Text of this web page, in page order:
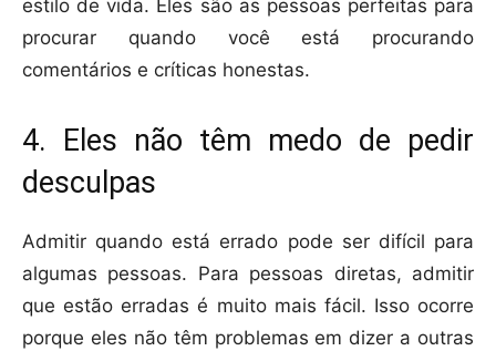
estilo de vida. Eles são as pessoas perfeitas para
procurar quando você está procurando
comentários e críticas honestas.
4. Eles não têm medo de pedir
desculpas
Admitir quando está errado pode ser difícil para
algumas pessoas. Para pessoas diretas, admitir
que estão erradas é muito mais fácil. Isso ocorre
porque eles não têm problemas em dizer a outras